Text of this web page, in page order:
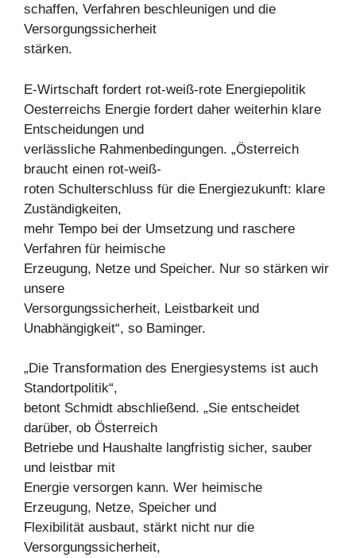
schaffen, Verfahren beschleunigen und die
Versorgungssicherheit
stärken.
E-Wirtschaft fordert rot-weiß-rote Energiepolitik
Oesterreichs Energie fordert daher weiterhin klare
Entscheidungen und
verlässliche Rahmenbedingungen. „Österreich
braucht einen rot-weiß-
roten Schulterschluss für die Energiezukunft: klare
Zuständigkeiten,
mehr Tempo bei der Umsetzung und raschere
Verfahren für heimische
Erzeugung, Netze und Speicher. Nur so stärken wir
unsere
Versorgungssicherheit, Leistbarkeit und
Unabhängigkeit“, so Baminger.
„Die Transformation des Energiesystems ist auch
Standortpolitik“,
betont Schmidt abschließend. „Sie entscheidet
darüber, ob Österreich
Betriebe und Haushalte langfristig sicher, sauber
und leistbar mit
Energie versorgen kann. Wer heimische
Erzeugung, Netze, Speicher und
Flexibilität ausbaut, stärkt nicht nur die
Versorgungssicherheit,